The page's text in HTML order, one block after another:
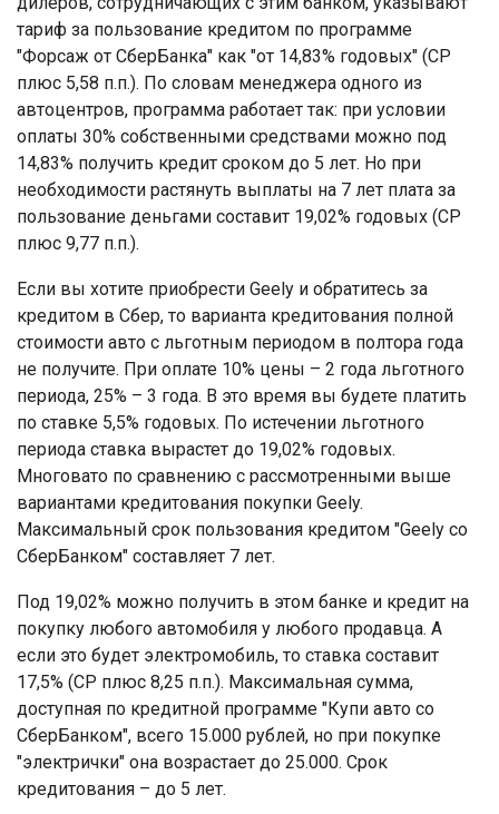
тариф за пользование кредитом по программе
"Форсаж от СберБанка" как "от 14,83% годовых" (СР
плюс 5,58 п.п.). По словам менеджера одного из
автоцентров, программа работает так: при условии
оплаты 30% собственными средствами можно под
14,83% получить кредит сроком до 5 лет. Но при
необходимости растянуть выплаты на 7 лет плата за
пользование деньгами составит 19,02% годовых (СР
плюс 9,77 п.п.).
Если вы хотите приобрести Geely и обратитесь за
кредитом в Сбер, то варианта кредитования полной
стоимости авто с льготным периодом в полтора года
не получите. При оплате 10% цены – 2 года льготного
периода, 25% – 3 года. В это время вы будете платить
по ставке 5,5% годовых. По истечении льготного
периода ставка вырастет до 19,02% годовых.
Многовато по сравнению с рассмотренными выше
вариантами кредитования покупки Geely.
Максимальный срок пользования кредитом "Geely со
СберБанком" составляет 7 лет.
Под 19,02% можно получить в этом банке и кредит на
покупку любого автомобиля у любого продавца. А
если это будет электромобиль, то ставка составит
17,5% (СР плюс 8,25 п.п.). Максимальная сумма,
доступная по кредитной программе "Купи авто со
СберБанком", всего 15.000 рублей, но при покупке
"электрички" она возрастает до 25.000. Срок
кредитования – до 5 лет.